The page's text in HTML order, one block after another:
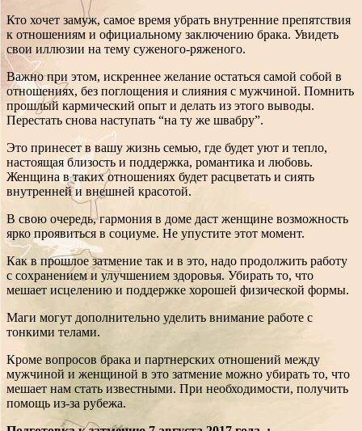
Кто хочет замуж, самое время убрать внутренние препятствия
к отношениям и официальному заключению брака. Увидеть
свои иллюзии на тему суженого-ряженого.
Важно при этом, искреннее желание остаться самой собой в
отношениях, без поглощения и слияния с мужчиной. Помнить
прошлый кармический опыт и делать из этого выводы.
Перестать снова наступать “на ту же швабру”.
Это принесет в вашу жизнь семью, где будет уют и тепло,
настоящая близость и поддержка, романтика и любовь.
Женщина в таких отношениях будет расцветать и сиять
внутренней и внешней красотой.
В свою очередь, гармония в доме даст женщине возможность
ярко проявиться в социуме. Не упустите этот момент.
Как в прошлое затмение так и в это, надо продолжить работу
с сохранением и улучшением здоровья. Убирать то, что
мешает исцелению и поддержке хорошей физической формы.
Маги могут дополнительно уделить внимание работе с
тонкими телами.
Кроме вопросов брака и партнерских отношений между
мужчиной и женщиной в это затмение можно убирать то, что
мешает нам стать известными. При необходимости, получить
помощь из-за рубежа.